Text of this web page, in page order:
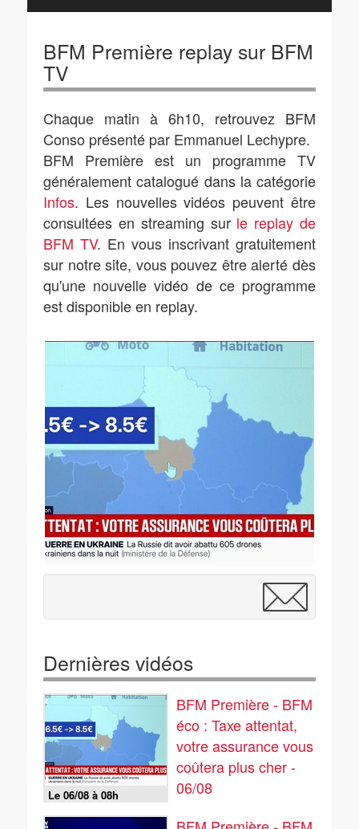
BFM Première replay sur BFM
TV
Chaque matin à 6h10, retrouvez BFM
Conso présenté par Emmanuel Lechypre.
BFM Première est un programme TV
généralement catalogué dans la catégorie
Infos. Les nouvelles vidéos peuvent être
consultées en streaming sur le replay de
BFM TV. En vous inscrivant gratuitement
sur notre site, vous pouvez être alerté dès
qu'une nouvelle vidéo de ce programme
est disponible en replay.
Dernières vidéos
Le 06/08 à 08h
BFM Première - BFM
éco : Taxe attentat,
votre assurance vous
coûtera plus cher -
06/08